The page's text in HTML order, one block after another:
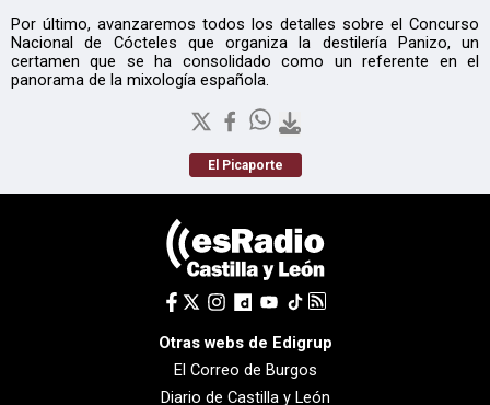
Por último, avanzaremos todos los detalles sobre el Concurso
Nacional de Cócteles que organiza la destilería Panizo, un
certamen que se ha consolidado como un referente en el
panorama de la mixología española.
El Picaporte
Otras webs de Edigrup
El Correo de Burgos
Diario de Castilla y León